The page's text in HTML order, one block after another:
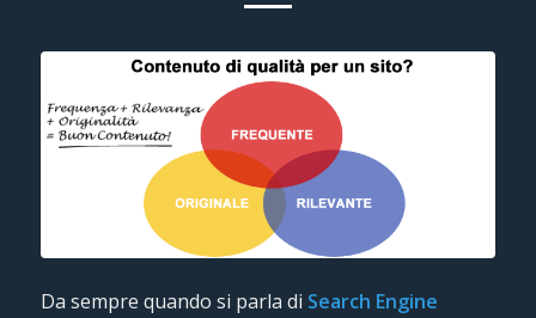
Da sempre quando si parla di Search Engine